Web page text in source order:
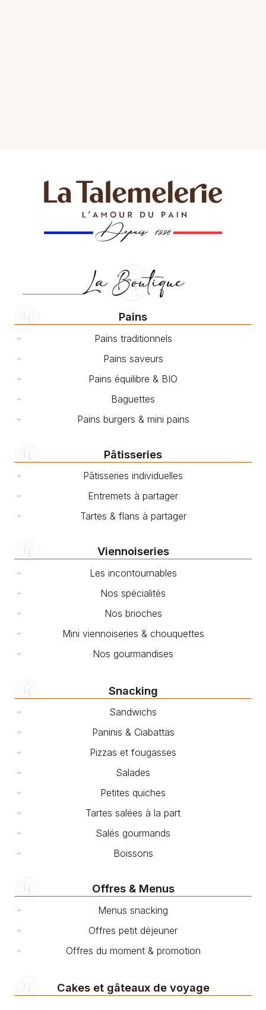
La Boutique
Pains
Pains traditionnels
Pains saveurs
Pains équilibre & BIO
Baguettes
Pains burgers & mini pains
Pâtisseries
Pâtisseries individuelles
Entremets à partager
Tartes & flans à partager
Viennoiseries
Les incontournables
Nos spécialités
Nos brioches
Mini viennoiseries & chouquettes
Nos gourmandises
Snacking
Sandwichs
Paninis & Ciabattas
Pizzas et fougasses
Salades
Petites quiches
Tartes salées à la part
Salés gourmands
Boissons
Offres & Menus
Menus snacking
Offres petit déjeuner
Offres du moment & promotion
Cakes et gâteaux de voyage